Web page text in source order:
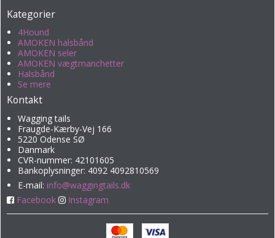
Kategorier
4Hound
AMOKEN halsbånd
AMOKEN seler
AMOKEN vægtmanchetter
Halsbånd
Se mere
Kontakt
Wagging tails
Fraugde-Kærby-Vej 166
5220 Odense SØ
Danmark
CVR-nummer: 42101605
Bankoplysninger: 4092 4092810569
E-mail: info@waggingtails.dk
Facebook
Instagram